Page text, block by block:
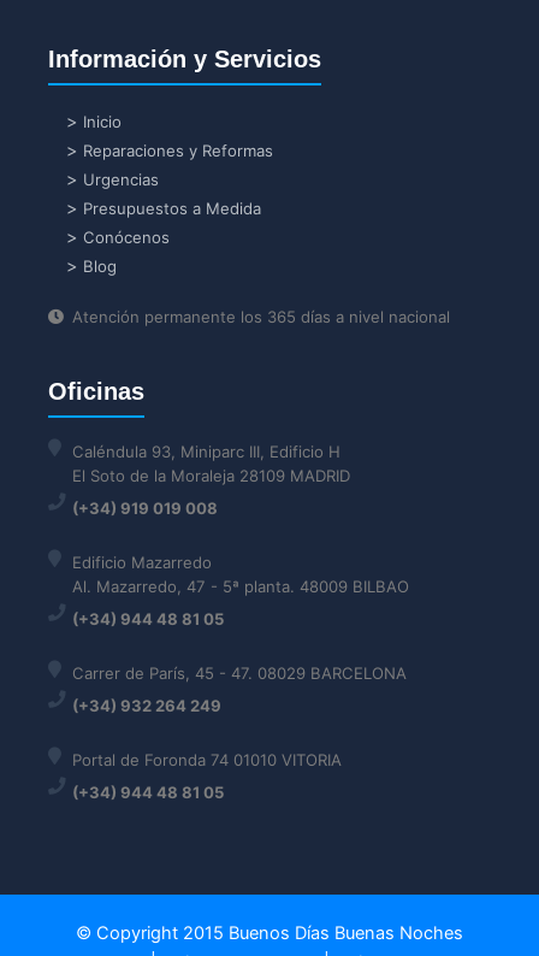
Información y Servicios
Inicio
Reparaciones y Reformas
Urgencias
Presupuestos a Medida
Conócenos
Blog
Atención permanente los 365 días a nivel nacional
Oficinas
Caléndula 93, Miniparc III, Edificio H
El Soto de la Moraleja 28109 MADRID
(+34) 919 019 008
Edificio Mazarredo
Al. Mazarredo, 47 - 5ª planta. 48009 BILBAO
(+34) 944 48 81 05
Carrer de París, 45 - 47. 08029 BARCELONA
(+34) 932 264 249
Portal de Foronda 74 01010 VITORIA
(+34) 944 48 81 05
© Copyright 2015 Buenos Días Buenas Noches